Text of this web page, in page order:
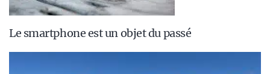
Le smartphone est un objet du passé